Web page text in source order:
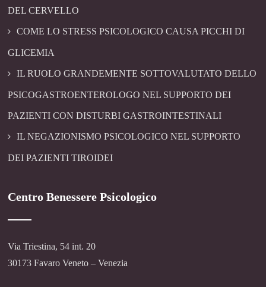
DEL CERVELLO
COME LO STRESS PSICOLOGICO CAUSA PICCHI DI
GLICEMIA
IL RUOLO GRANDEMENTE SOTTOVALUTATO DELLO
PSICOGASTROENTEROLOGO NEL SUPPORTO DEI
PAZIENTI CON DISTURBI GASTROINTESTINALI
IL NEGAZIONISMO PSICOLOGICO NEL SUPPORTO
DEI PAZIENTI TIROIDEI
Centro Benessere Psicologico
Via Triestina, 54 int. 20
30173 Favaro Veneto – Venezia